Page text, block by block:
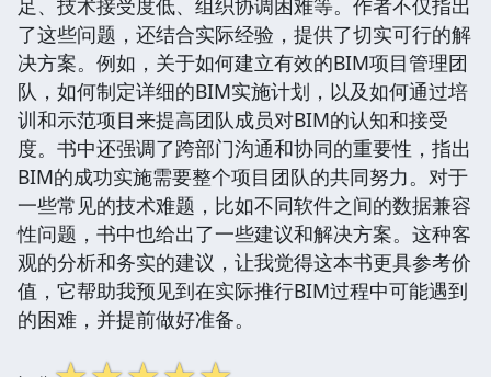
足、技术接受度低、组织协调困难等。作者不仅指出
了这些问题，还结合实际经验，提供了切实可行的解
决方案。例如，关于如何建立有效的BIM项目管理团
队，如何制定详细的BIM实施计划，以及如何通过培
训和示范项目来提高团队成员对BIM的认知和接受
度。书中还强调了跨部门沟通和协同的重要性，指出
BIM的成功实施需要整个项目团队的共同努力。对于
一些常见的技术难题，比如不同软件之间的数据兼容
性问题，书中也给出了一些建议和解决方案。这种客
观的分析和务实的建议，让我觉得这本书更具参考价
值，它帮助我预见到在实际推行BIM过程中可能遇到
的困难，并提前做好准备。